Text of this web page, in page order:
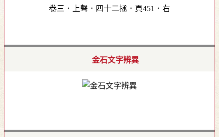
卷三．上聲．四十二拯．頁451．右
金石文字辨異